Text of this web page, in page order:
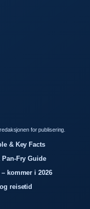
for publisering.
& Key Facts
Fry Guide
kommer i 2026
reisetid